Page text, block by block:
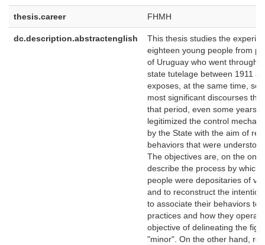
thesis.career FHMH
dc.description.abstractenglish
This thesis studies the
eighteen young people from
of Uruguay who went through
state tutelage between 1911
exposes, at the same time,
most significant discourses
that period, even some years
legitimized the control
by the State with the aim of
behaviors that were
The objectives are, on the one
describe the process by which
people were depositaries of
and to reconstruct the
to associate their behaviors to
practices and how they
objective of delineating the
"minor". On the other hand,